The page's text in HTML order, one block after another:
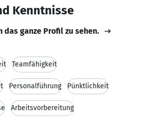
Kenntnisse
das ganze Profil zu sehen.
Teamfähigkeit
Personalführung Pünktlichkeit
Arbeitsvorbereitung